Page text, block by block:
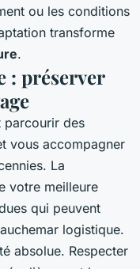
ou les conditions
transforme
.
: préserver
parcourir des
vous accompagner
La
votre meilleure
qui peuvent
logistique.
absolue. Respecter